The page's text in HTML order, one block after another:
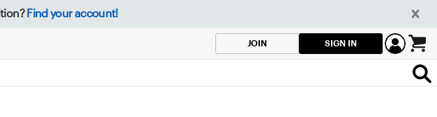
Find your account!
JOIN SIGN IN